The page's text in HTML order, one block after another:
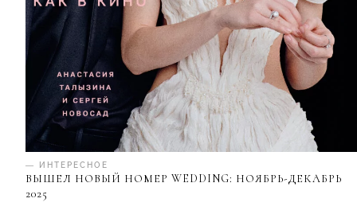
— ИНТЕРЕСНОЕ
ВЫШЕЛ НОВЫЙ НОМЕР WEDDING: НОЯБРЬ-ДЕКАБРЬ
2025